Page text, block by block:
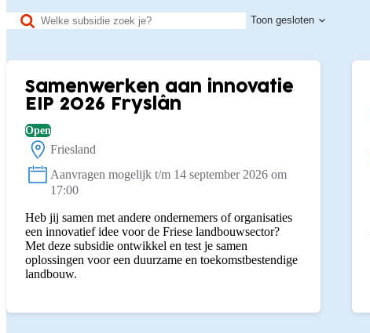
Titel(optioneel) Toon gesloten
Subsidies
Samenwerken aan innovatie
EIP 2026 Fryslân
Open
Locatie:
Friesland
Status:
Aanvragen mogelijk t/m 14 september 2026 om
17:00
Heb jij samen met andere ondernemers of organisaties
een innovatief idee voor de Friese landbouwsector?
Met deze subsidie ontwikkel en test je samen
oplossingen voor een duurzame en toekomstbestendige
landbouw.